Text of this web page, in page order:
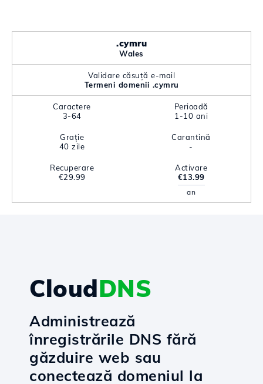
.cymru
Wales
Validare căsuță e-mail
Termeni domenii .cymru
Caractere
3-64
Perioadă
1-10 ani
Grație
40 zile
Carantină
-
Recuperare
€29.99
Activare
€13.99
an
CloudDNS
Administrează
înregistrările DNS fără
găzduire web sau
conectează domeniul la